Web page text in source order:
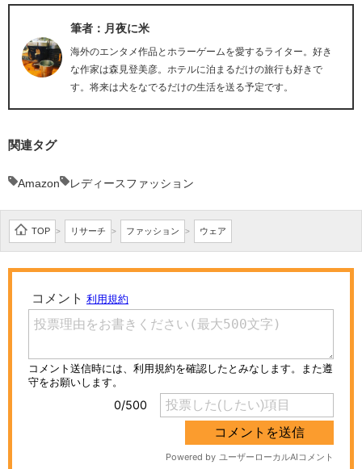
筆者：月夜に米
海外のエンタメ作品とホラーゲームを愛するライター。好き
な作家は森見登美彦。ホテルに泊まるだけの旅行も好きで
す。将来は犬をなでるだけの生活を送る予定です。
関連タグ
Amazon レディースファッション
TOP > リサーチ > ファッション > ウェア